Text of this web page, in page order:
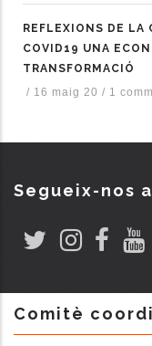
REFLEXIONS DE LA
COVID19 UNA
TRANSFORMACIÓ
/ 16 maig 20 / 1
Segueix-nos
Comitè